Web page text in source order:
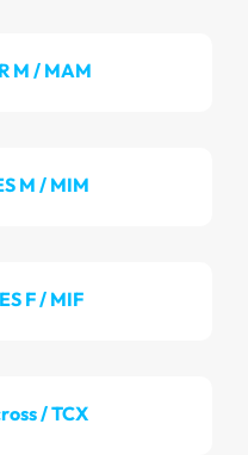
M / MAM
M / MIM
F / MIF
/ TCX